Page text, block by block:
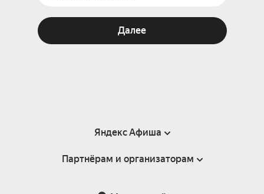
Далее
Яндекс Афиша
Справка
Партнёрам и организаторам